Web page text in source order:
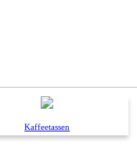
Kaffeetassen